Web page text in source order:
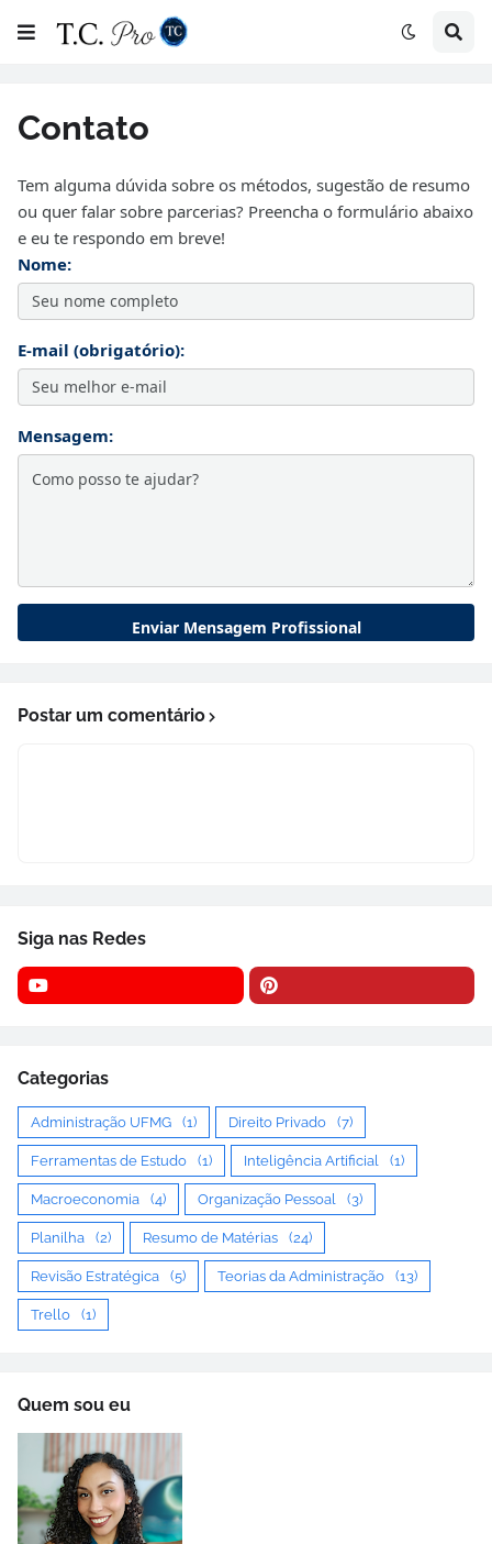
Contato
Tem alguma dúvida sobre os métodos, sugestão de resumo
ou quer falar sobre parcerias? Preencha o formulário abaixo
e eu te respondo em breve!
Nome:
E-mail (obrigatório):
Mensagem:
Postar um comentário
Siga nas Redes
Categorias
Administração UFMG (1) Direito Privado (7)
Ferramentas de Estudo (1) Inteligência Artificial (1)
Macroeconomia (4) Organização Pessoal (3)
Planilha (2) Resumo de Matérias (24)
Revisão Estratégica (5) Teorias da Administração (13)
Trello (1)
Quem sou eu